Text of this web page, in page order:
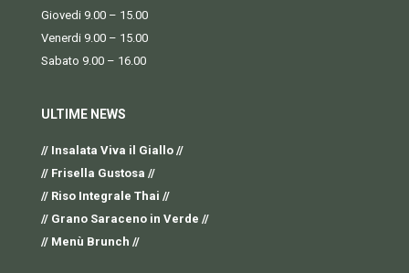
Giovedi 9.00 – 15.00
Venerdi 9.00 – 15.00
Sabato 9.00 – 16.00
ULTIME NEWS
// Insalata Viva il Giallo //
// Frisella Gustosa //
// Riso Integrale Thai //
// Grano Saraceno in Verde //
// Menù Brunch //